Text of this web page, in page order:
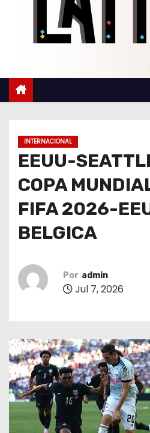
INTERNACIONAL
EEUU-
COPA
FIFA 2026-
BELGICA
Por admin
Jul 7, 2026